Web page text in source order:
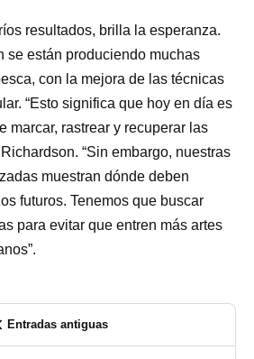
resultados, brilla la esperanza.
se están produciendo muchas
con la mejora de las técnicas
“Esto significa que hoy en día es
marcar, rastrear y recuperar las
“Sin embargo, nuestras
muestran dónde deben
futuros. Tenemos que buscar
para evitar que entren más artes
Entradas antiguas